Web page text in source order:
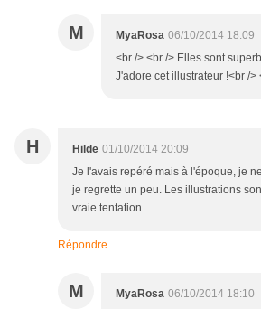
M MyaRosa 06/10/2014 18:09
<br /> <br /> Elles sont
J'adore cet illustrateur !<br />
H Hilde 01/10/2014 20:09
Je l'avais repéré mais à l'époque, je
je regrette un peu. Les illustrations
vraie tentation.
Répondre
M MyaRosa 06/10/2014 18:10